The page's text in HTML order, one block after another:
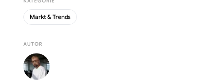
Markt & Trends
AUTOR